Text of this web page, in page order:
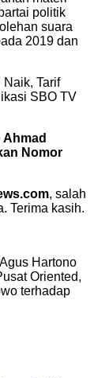
politik
suara
2019 dan
Tarif
SBO TV
Nomor
, salah
Terima kasih.
Hartono
Oriented,
terhadap